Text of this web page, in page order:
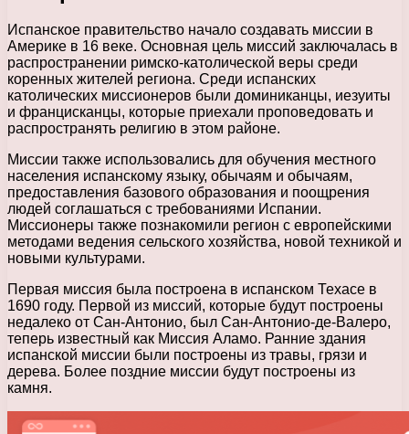
Испанское правительство начало создавать миссии в
Америке в 16 веке. Основная цель миссий заключалась в
распространении римско-католической веры среди
коренных жителей региона. Среди испанских
католических миссионеров были доминиканцы, иезуиты
и францисканцы, которые приехали проповедовать и
распространять религию в этом районе.
Миссии также использовались для обучения местного
населения испанскому языку, обычаям и обычаям,
предоставления базового образования и поощрения
людей соглашаться с требованиями Испании.
Миссионеры также познакомили регион с европейскими
методами ведения сельского хозяйства, новой техникой и
новыми культурами.
Первая миссия была построена в испанском Техасе в
1690 году. Первой из миссий, которые будут построены
недалеко от Сан-Антонио, был Сан-Антонио-де-Валеро,
теперь известный как Миссия Аламо. Ранние здания
испанской миссии были построены из травы, грязи и
дерева. Более поздние миссии будут построены из
камня.